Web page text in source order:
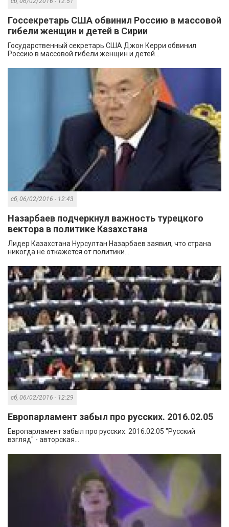
Госсекретарь США обвинил Россию в массовой
гибели женщин и детей в Сирии
Государственный секретарь США Джон Керри обвинил
Россию в массовой гибели женщин и детей...
сб, 06/02/2016 - 12:43
Назарбаев подчеркнул важность турецкого
вектора в политике Казахстана
Лидер Казахстана Нурсултан Назарбаев заявил, что страна
никогда не откажется от политики...
сб, 06/02/2016 - 12:29
Европарламент забыл про русских. 2016.02.05
Европарламент забыл про русских. 2016.02.05 "Русский
взгляд" - авторская...